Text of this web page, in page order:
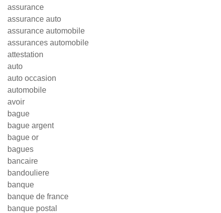
assurance
assurance auto
assurance automobile
assurances automobile
attestation
auto
auto occasion
automobile
avoir
bague
bague argent
bague or
bagues
bancaire
bandouliere
banque
banque de france
banque postal